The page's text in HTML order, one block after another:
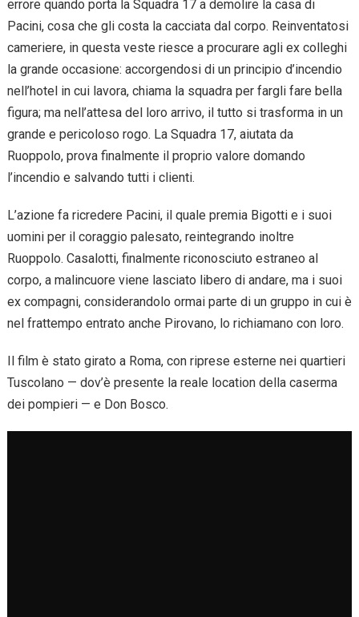
errore quando porta la Squadra 17 a demolire la casa di
Pacini, cosa che gli costa la cacciata dal corpo. Reinventatosi
cameriere, in questa veste riesce a procurare agli ex colleghi
la grande occasione: accorgendosi di un principio d’incendio
nell’hotel in cui lavora, chiama la squadra per fargli fare bella
figura; ma nell’attesa del loro arrivo, il tutto si trasforma in un
grande e pericoloso rogo. La Squadra 17, aiutata da
Ruoppolo, prova finalmente il proprio valore domando
l’incendio e salvando tutti i clienti.
L’azione fa ricredere Pacini, il quale premia Bigotti e i suoi
uomini per il coraggio palesato, reintegrando inoltre
Ruoppolo. Casalotti, finalmente riconosciuto estraneo al
corpo, a malincuore viene lasciato libero di andare, ma i suoi
ex compagni, considerandolo ormai parte di un gruppo in cui è
nel frattempo entrato anche Pirovano, lo richiamano con loro.
Il film è stato girato a Roma, con riprese esterne nei quartieri
Tuscolano — dov’è presente la reale location della caserma
dei pompieri — e Don Bosco.